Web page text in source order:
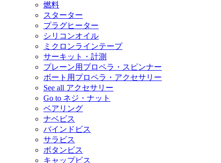
燃料
スターター
プラグヒーター
シリコンオイル
ミクロンラインテープ
サーキット・計測
プレーン用プロペラ・スピンナー
ボート用プロペラ・アクセサリー
See all アクセサリー
Go to ネジ・ナット
ベアリング
ナベビス
バインドビス
サラビス
ボタンビス
キャップビス